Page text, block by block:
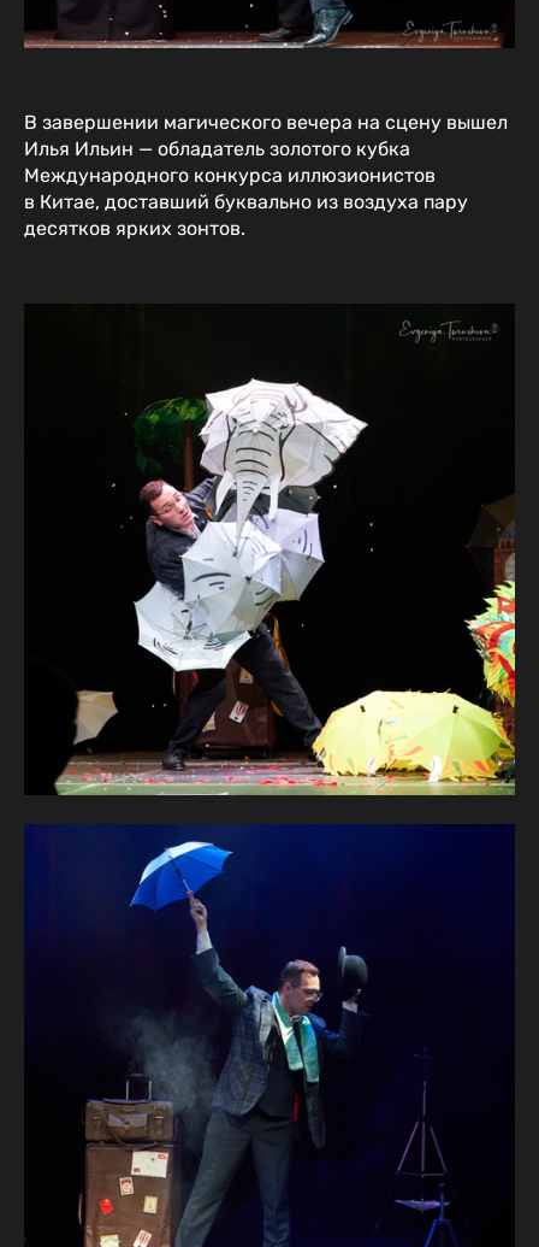
В завершении магического вечера на сцену вышел
Илья Ильин — обладатель золотого кубка
Международного конкурса иллюзионистов
в Китае, доставший буквально из воздуха пару
десятков ярких зонтов.